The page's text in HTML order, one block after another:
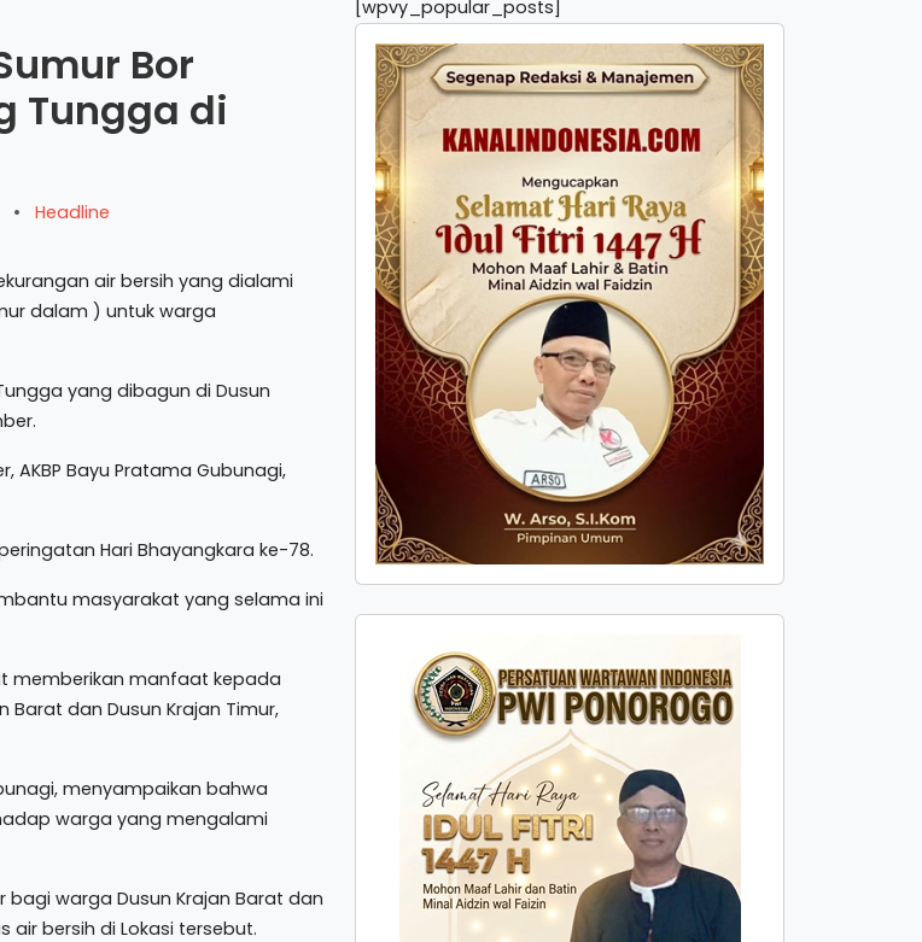
Bor
Tungga di
• Headline
air bersih yang dialami
dalam ) untuk warga
yang dibagun di Dusun
AKBP Bayu Pratama Gubunagi,
Hari Bhayangkara ke-78.
masyarakat yang selama ini
memberikan manfaat kepada
Barat dan Dusun Krajan Timur,
menyampaikan bahwa
warga yang mengalami
warga Dusun Krajan Barat dan
air bersih di Lokasi tersebut.
[wpvy_popular_posts]